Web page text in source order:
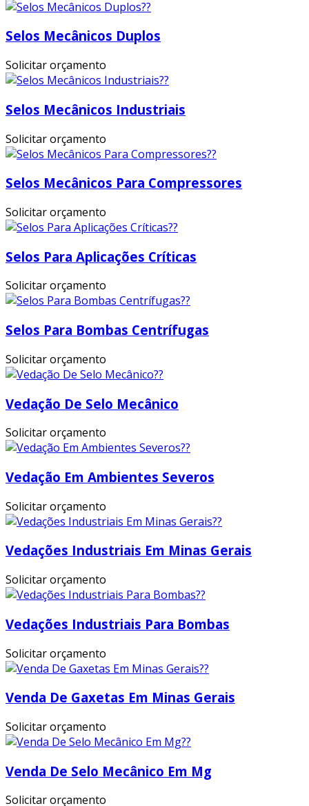
Selos Mecânicos Duplos
Solicitar orçamento
Selos Mecânicos Industriais
Solicitar orçamento
Selos Mecânicos Para Compressores
Solicitar orçamento
Selos Para Aplicações Críticas
Solicitar orçamento
Selos Para Bombas Centrífugas
Solicitar orçamento
Vedação De Selo Mecânico
Solicitar orçamento
Vedação Em Ambientes Severos
Solicitar orçamento
Vedações Industriais Em Minas Gerais
Solicitar orçamento
Vedações Industriais Para Bombas
Solicitar orçamento
Venda De Gaxetas Em Minas Gerais
Solicitar orçamento
Venda De Selo Mecânico Em Mg
Solicitar orçamento